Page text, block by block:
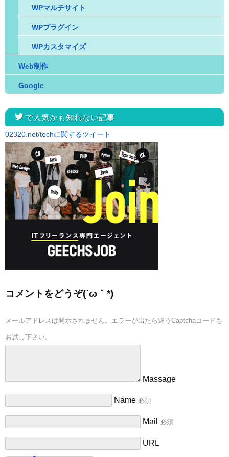
WPマルチサイト
WPプラグイン
WPカスタマイズ
Web制作
Google
twitterで人気かも知れない記事
02320.net/techに関するツイート
コメントをどうぞ(´ω｀*)
メールアドレスは開示されません。エラーが出たら違うCaptchaコードも
お試し下さい。
Massage
Name 必須
Mail 必須
URL